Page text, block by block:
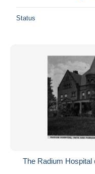
Status
The Radium